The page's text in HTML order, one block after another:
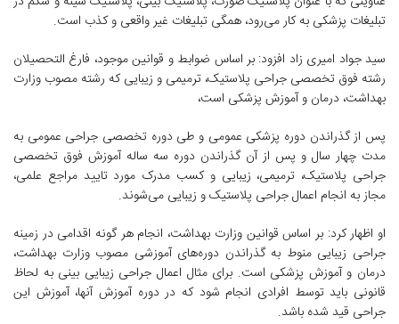
تبلیغات پزشکی به کار می‌رود، همگی تبلیغات غیر واقعی و کذب است.
سید جواد امیری زاد افزود: بر اساس ضوابط و قوانین موجود، فارغ التحصیلان
رشته فوق تخصصی جراحی پلاستیک، ترمیمی و زیبایی که رشته مصوب وزارت
بهداشت، درمان و آموزش پزشکی است،
پس از گذراندن دوره پزشکی عمومی و طی دوره تخصصی جراحی عمومی به
مدت چهار سال و پس از آن گذراندن دوره سه ساله آموزش فوق تخصصی
جراحی پلاستیک، ترمیمی، زیبایی و کسب مدرک مورد تایید مراجع علمی،
مجاز به انجام اعمال جراحی پلاستیک و زیبایی می‌شوند.
او اظهار کرد: بر اساس قوانین وزارت بهداشت، انجام هر گونه اقدامی در زمینه
جراحی زیبایی منوط به گذراندن دوره‌های آموزشی مصوب وزارت بهداشت،
درمان و آموزش پزشکی است. برای مثال اعمال جراحی زیبایی بینی به لحاظ
قانونی باید توسط افرادی انجام شود که در دوره آموزش آنها، آموزش این
جراحی قید شده باشد.